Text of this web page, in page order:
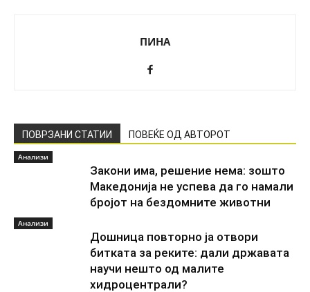
ПИНА
ПОВРЗАНИ СТАТИИ ПОВЕЌЕ ОД АВТОРОТ
Анализи
Закони има, решение нема: зошто
Македонија не успева да го намали
бројот на бездомните животни
Анализи
Дошница повторно ја отвори
битката за реките: дали државата
научи нешто од малите
хидроцентрали?